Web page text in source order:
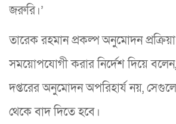
জরুরি।’
তারেক রহমান প্রকল্প অনুমোদন
সময়োপযোগী করার নির্দেশ দিয়ে বলেন,
দপ্তরের অনুমোদন অপরিহার্য নয়,
থেকে বাদ দিতে হবে।